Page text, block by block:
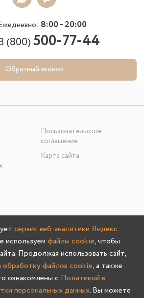
8:00 - 20:00
(800)500-77-44
Обратный звонок
Пользовательское
соглашение
Карта сайта
ОГРН: 1245200020636
область, г. Нижний Новгород, пр-
© 2004 -2026
сервис веб-аналитики Яндекс
используем файлы cookie, чтобы
Продолжая использовать сайт,
обработку файлов cookie, а также
ознакомлены с Политикой в
персональных данных. Вы можете